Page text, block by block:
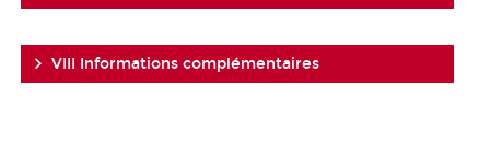
VIII Informations complémentaires